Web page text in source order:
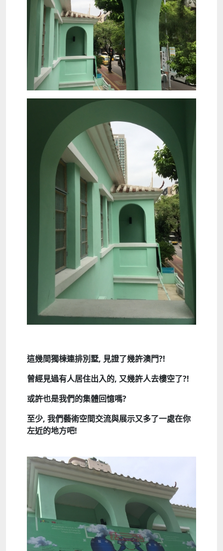
這幾間獨棟連排別墅, 見證了幾許澳門?!
曾經見過有人居住出入的, 又幾許人去樓空了?!
或許也是我們的集體回憶嗎?
至少, 我們藝術空間交流與展示又多了一處在你
左近的地方吧!